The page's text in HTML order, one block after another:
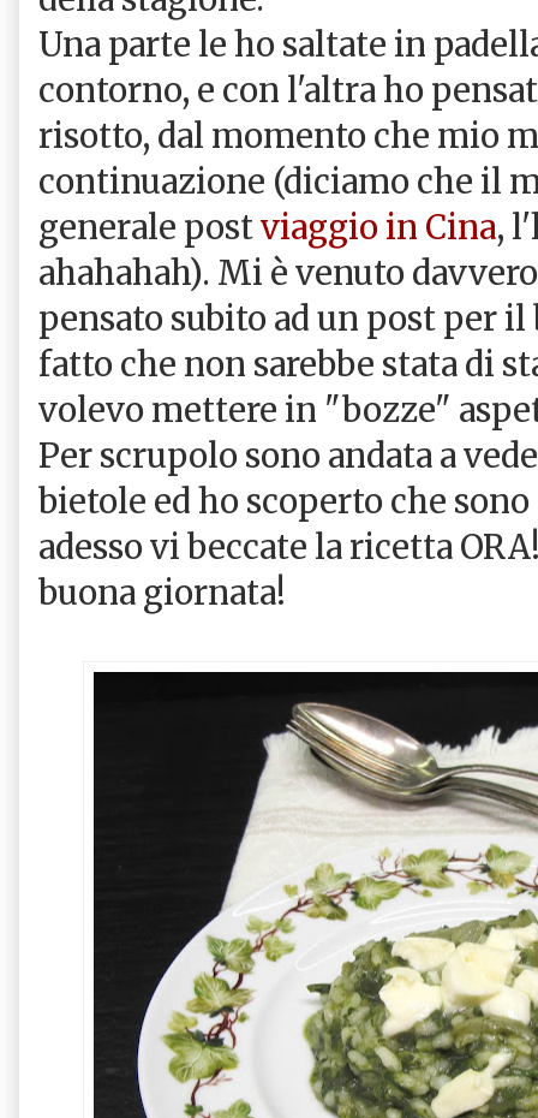
Una parte le ho saltate in
contorno, e con l'altra ho
risotto, dal momento che mio
continuazione (diciamo che il
generale postviaggio in Cina,
ahahahah). Mi è venuto
pensato subito ad un post per
fatto che non sarebbe stata di
volevo mettere in "bozze"
Per scrupolo sono andata a
bietole ed ho scoperto che
adesso vi beccate la ricetta
buona giornata!